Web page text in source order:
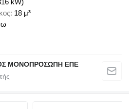
kW)
18 μ³
ΜΟΝΟΠΡΟΣΩΠΗ ΕΠΕ